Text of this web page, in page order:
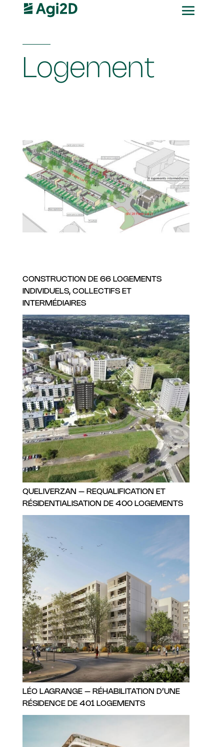
Logement
CONSTRUCTION DE 66 LOGEMENTS
INDIVIDUELS, COLLECTIFS ET
INTERMÉDIAIRES
QUELIVERZAN – REQUALIFICATION ET
RÉSIDENTIALISATION DE 400 LOGEMENTS
LÉO LAGRANGE – RÉHABILITATION D’UNE
RÉSIDENCE DE 401 LOGEMENTS